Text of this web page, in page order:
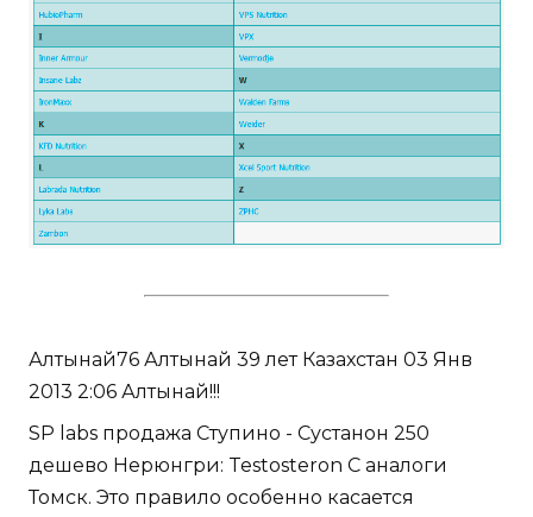
Алтынай76 Алтынай 39 лет Казахстан 03 Янв
2013 2:06 Алтынай!!!
SP labs продажа Ступино - Сустанон 250
дешево Нерюнгри: Testosteron C аналоги
Томск. Это правило особенно касается